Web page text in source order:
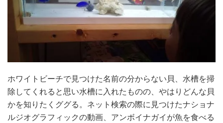
ホワイトビーチで見つけた名前の分からない貝、水槽を掃
除してくれると思い水槽に入れたものの、やはりどんな貝
かを知りたくググる。ネット検索の際に見つけたナショナ
ルジオグラフィックの動画、アンボイナガイが魚を食べる